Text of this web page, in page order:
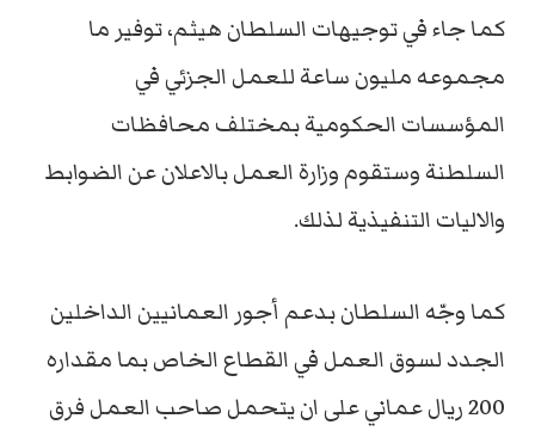
كما جاء في توجيهات السلطان هيثم، توفير ما
مجموعه مليون ساعة للعمل الجزئي في
المؤسسات الحكومية بمختلف محافظات
السلطنة وستقوم وزارة العمل بالاعلان عن الضوابط
والاليات التنفيذية لذلك.
كما وجّه السلطان بدعم أجور العمانيين الداخلين
الجدد لسوق العمل في القطاع الخاص بما مقداره
200 ريال عماني على ان يتحمل صاحب العمل فرق